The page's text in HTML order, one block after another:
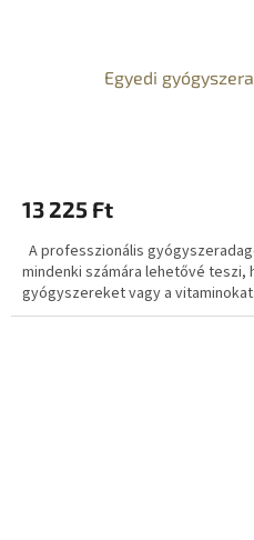
Egyedi
13 225 Ft
A professzionális
mindenki számára lehetővé teszi,
gyógyszereket vagy a